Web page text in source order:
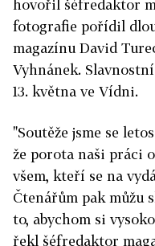
hovořil šéfredaktor
fotografie pořídil
magazínu David
Vyhnánek.
13. května ve Vídni.
"Soutěže jsme se
že porota naši práci
všem, kteří se na
Čtenářům pak můžu
to, abychom si
řekl šéfredaktor